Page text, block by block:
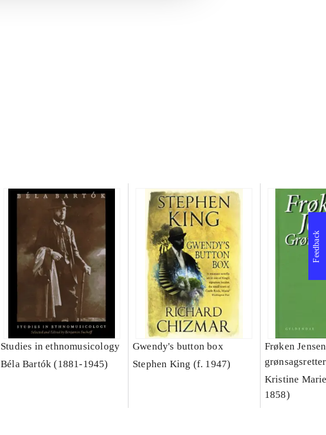
Studies in ethnomusicology
Béla Bartók (1881-1945)
Gwendy's button box
Stephen King (f. 1947)
Frøken
grønsagsretter
Kristine
1858)
Feedback